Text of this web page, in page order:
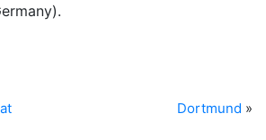
Dortmund »